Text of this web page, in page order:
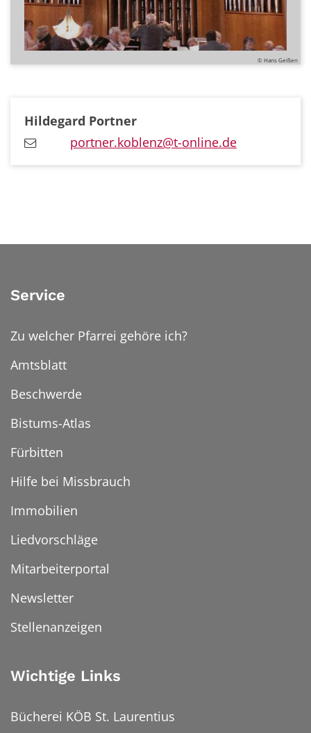
© Hans Geißen
Hildegard Portner
portner.koblenz@t-online.de
Service
Zu welcher Pfarrei gehöre ich?
Amtsblatt
Beschwerde
Bistums-Atlas
Fürbitten
Hilfe bei Missbrauch
Immobilien
Liedvorschläge
Mitarbeiterportal
Newsletter
Stellenanzeigen
Wichtige Links
Bücherei KÖB St. Laurentius